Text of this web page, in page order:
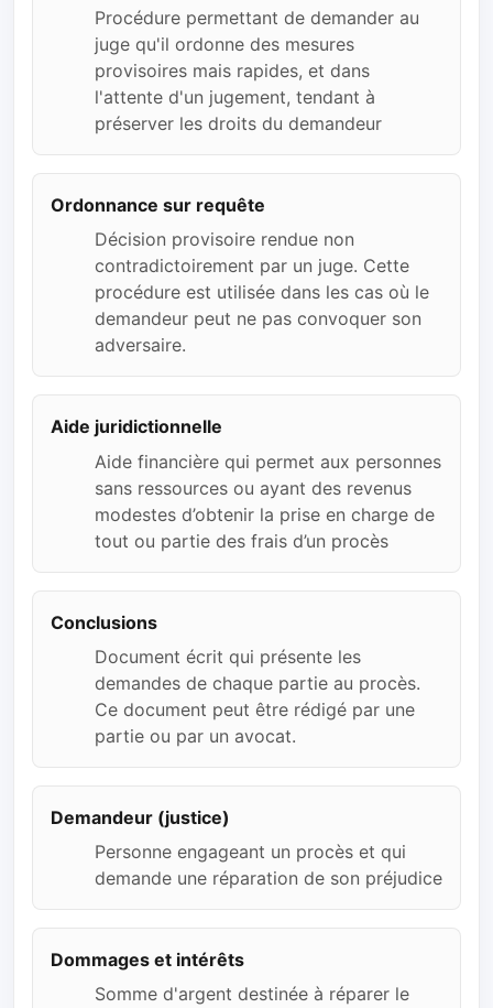
Procédure permettant de demander au
juge qu'il ordonne des mesures
provisoires mais rapides, et dans
l'attente d'un jugement, tendant à
préserver les droits du demandeur
Ordonnance sur requête
Décision provisoire rendue non
contradictoirement par un juge. Cette
procédure est utilisée dans les cas où le
demandeur peut ne pas convoquer son
adversaire.
Aide juridictionnelle
Aide financière qui permet aux personnes
sans ressources ou ayant des revenus
modestes d’obtenir la prise en charge de
tout ou partie des frais d’un procès
Conclusions
Document écrit qui présente les
demandes de chaque partie au procès.
Ce document peut être rédigé par une
partie ou par un avocat.
Demandeur (justice)
Personne engageant un procès et qui
demande une réparation de son préjudice
Dommages et intérêts
Somme d'argent destinée à réparer le